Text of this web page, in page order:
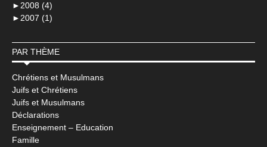
► 2008 (4)
► 2007 (1)
PAR THÈME
Chrétiens et Musulmans
Juifs et Chrétiens
Juifs et Musulmans
Déclarations
Enseignement – Education
Famille